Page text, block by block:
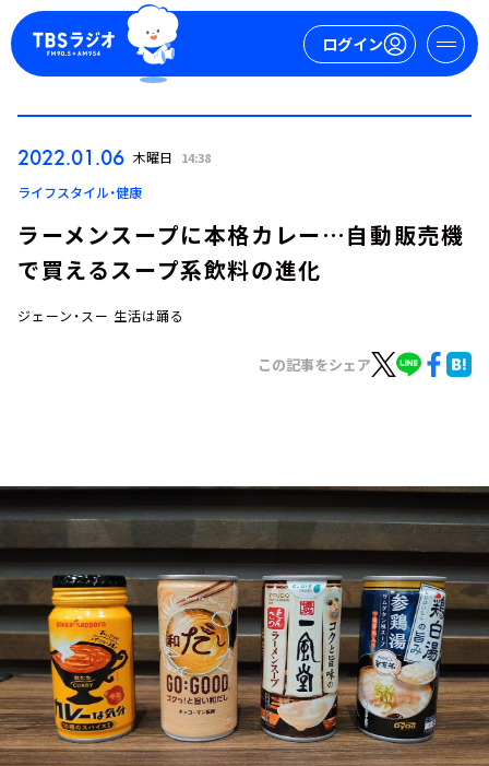
ログイン
ログイン
お知らせ
イベント・グッズ
YouTube
会社情報
2022.01.06 木曜日 14:38
ライフスタイル・健康
ラーメンスープに本格カレー…自動販売機
で買えるスープ系飲料の進化
ジェーン・スー 生活は踊る
この記事をシェア